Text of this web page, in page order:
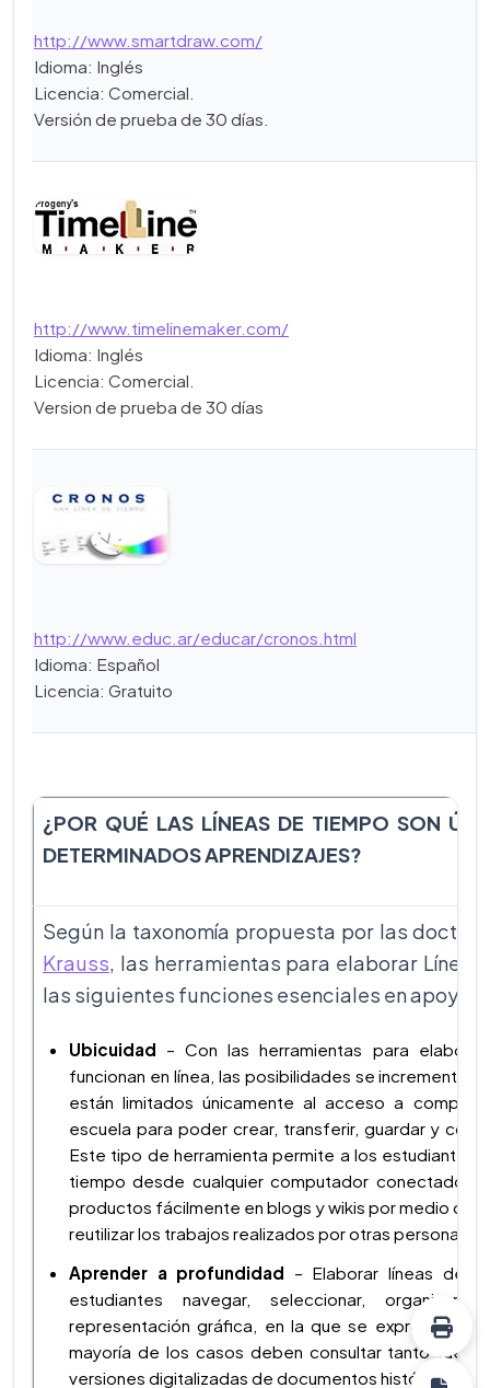
http://www.smartdraw.com/
Idioma: Inglés
Licencia: Comercial.
Versión de prueba de 30 días.
http://www.timelinemaker.com/
Idioma: Inglés
Licencia: Comercial.
Version de prueba de 30 días
http://www.educ.ar/educar/cronos.html
Idioma: Español
Licencia: Gratuito
¿POR QUÉ LAS LÍNEAS DE TIEMPO SON
DETERMINADOS APRENDIZAJES?
Según la taxonomía propuesta por las
Krauss, las herramientas para elaborar
las siguientes funciones esenciales en apoyo
Ubicuidad – Con las herramientas para
funcionan en línea, las posibilidades se incrementan
están limitados únicamente al acceso a
escuela para poder crear, transferir, guardar y
Este tipo de herramienta permite a los estudiantes:
tiempo desde cualquier computador conectado a
productos fácilmente en blogs y wikis por medio de
reutilizar los trabajos realizados por otras personas.
Aprender a profundidad – Elaborar líneas de
estudiantes navegar, seleccionar,
representación gráfica, en la que se exprese lo
mayoría de los casos deben consultar tanto
versiones digitalizadas de documentos históricos,